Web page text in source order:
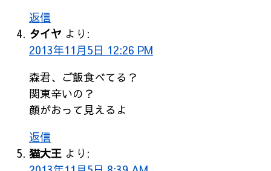
返信
タイヤ より:
2013年11月5日 12:26 PM
森君、ご飯食べてる？
関東辛いの？
顔がおって見えるよ
返信
猫大王 より: